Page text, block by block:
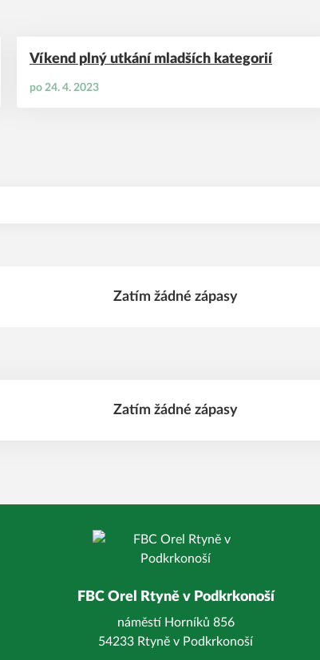
po 24. 4. 2023
Víkend plný utkání mladších kategorií
Zatím žádné zápasy
Zatím žádné zápasy
FBC Orel Rtyně v Podkrkonoší
náměstí Horníků 856
54233 Rtyně v Podkrkonoší